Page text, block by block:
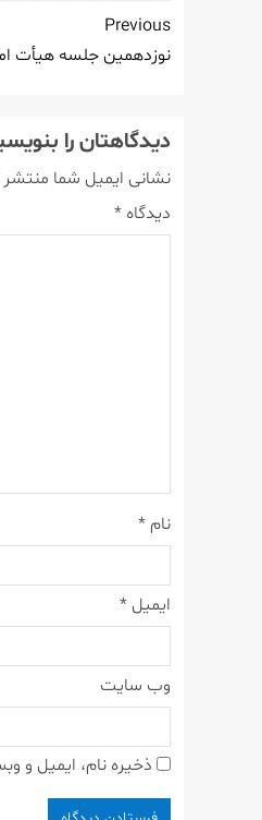
Previous
نوزدهمین جلسه هیأت
دیدگاهتان را
نشانی ایمیل شما
دیدگاه *
نام *
ایمیل *
وب‌ سایت
ذخیره نام، ایمیل و